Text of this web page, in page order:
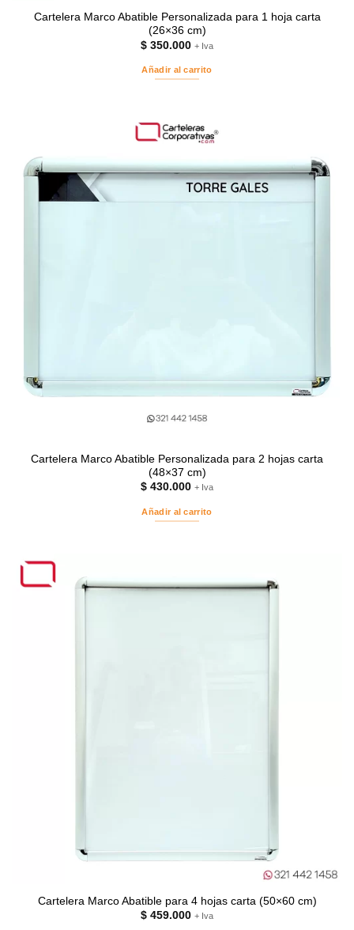
Cartelera Marco Abatible Personalizada para 1 hoja carta
(26×36 cm)
$ 350.000 + Iva
Añadir al carrito
Cartelera Marco Abatible Personalizada para 2 hojas carta
(48×37 cm)
$ 430.000 + Iva
Añadir al carrito
Cartelera Marco Abatible para 4 hojas carta (50×60 cm)
$ 459.000 + Iva